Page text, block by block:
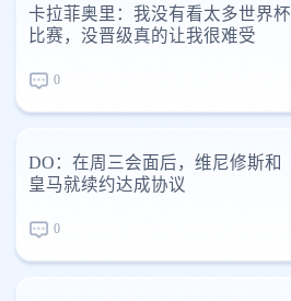
卡拉菲奥里：我没有看太多世界杯
比赛，没晋级真的让我很难受
0
DO：在周三会面后，维尼修斯和
皇马就续约达成协议
0